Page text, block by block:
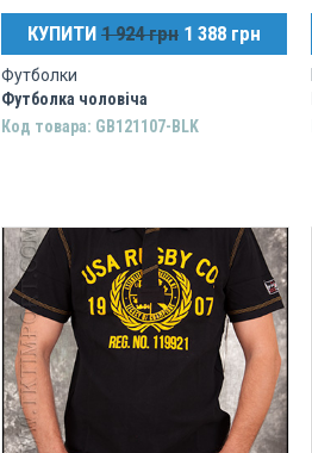
КУПИТИ 1 924 грн 1 388 грн
Футболки
Футболка чоловіча
Код товара: GB121107-BLK